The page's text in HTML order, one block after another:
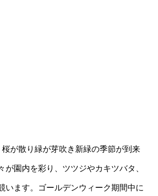
が散り緑が芽吹き新緑の季節が到来
が園内を彩り、ツツジやカキツバタ、
います。ゴールデンウィーク期間中に